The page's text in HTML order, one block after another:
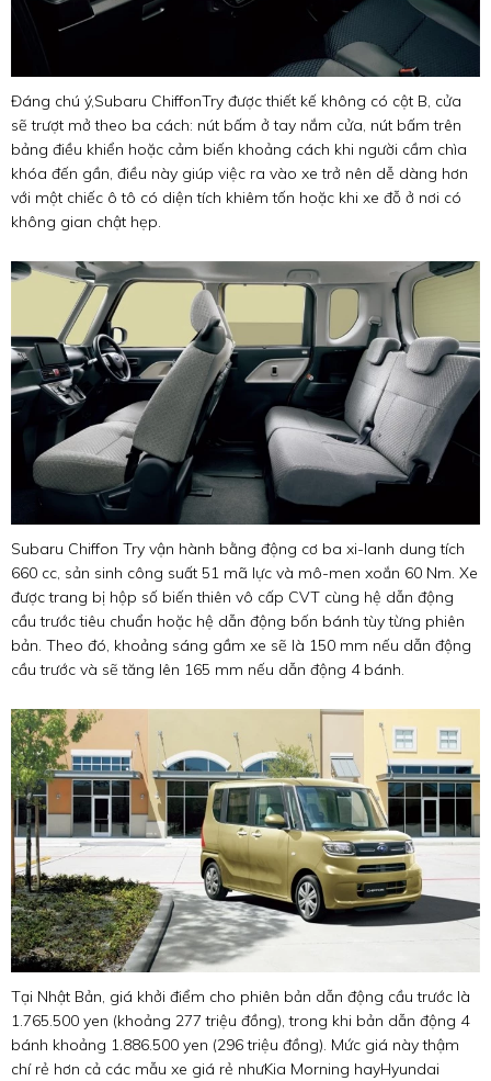
Đáng chú ý,Subaru ChiffonTry được thiết kế không có cột B, cửa
sẽ trượt mở theo ba cách: nút bấm ở tay nắm cửa, nút bấm trên
bảng điều khiển hoặc cảm biến khoảng cách khi người cầm chìa
khóa đến gần, điều này giúp việc ra vào xe trở nên dễ dàng hơn
với một chiếc ô tô có diện tích khiêm tốn hoặc khi xe đỗ ở nơi có
không gian chật hẹp.
Subaru Chiffon Try vận hành bằng động cơ ba xi-lanh dung tích
660 cc, sản sinh công suất 51 mã lực và mô-men xoắn 60 Nm. Xe
được trang bị hộp số biến thiên vô cấp CVT cùng hệ dẫn động
cầu trước tiêu chuẩn hoặc hệ dẫn động bốn bánh tùy từng phiên
bản. Theo đó, khoảng sáng gầm xe sẽ là 150 mm nếu dẫn động
cầu trước và sẽ tăng lên 165 mm nếu dẫn động 4 bánh.
Tại Nhật Bản, giá khởi điểm cho phiên bản dẫn động cầu trước là
1.765.500 yen (khoảng 277 triệu đồng), trong khi bản dẫn động 4
bánh khoảng 1.886.500 yen (296 triệu đồng). Mức giá này thậm
chí rẻ hơn cả các mẫu xe giá rẻ nhưKia Morning hayHyundai